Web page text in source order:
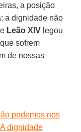
a posição
a dignidade não
Leão XIV legou
sofrem
de nossas
podemos nos
dignidade